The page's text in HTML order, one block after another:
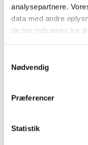
analysepartnere.
data med andre
de har indsamlet fra
Nødvendig
Præferencer
Statistik
opsummeringer
findes på
hjemmeside.
Undersøgelsen
ligesom der i
døden.